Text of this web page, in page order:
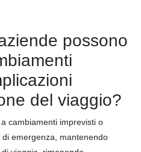
possono
del viaggio?
cambiamenti imprevisti o
emergenza, mantenendo